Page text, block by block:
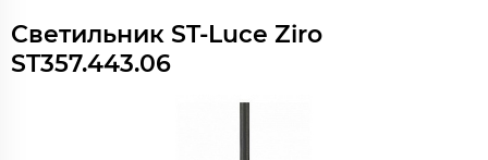
Светильник ST-Luce Ziro
ST357.443.06